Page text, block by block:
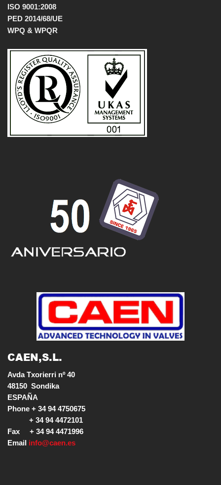
ISO 9001:2008
PED 2014/68/UE
WPQ & WPQR
CAEN,S.L.
Avda Txorierri nº 40
48150  Sondika
ESPAÑA
Phone + 34 94 4750675
+ 34 94 4472101
Fax     + 34 94 4471996
Email info@caen.es